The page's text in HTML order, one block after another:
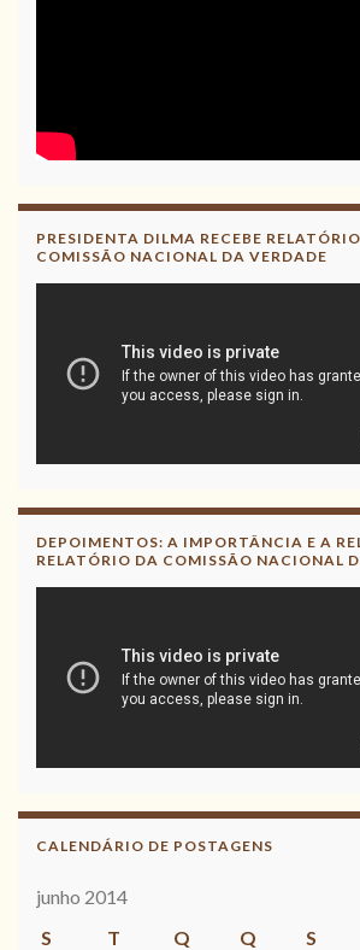
PRESIDENTA DILMA RECEBE
COMISSÃO NACIONAL DA VERDADE
DEPOIMENTOS: A IMPORTÂNCIA E A
RELATÓRIO DA COMISSÃO NACIONAL
CALENDÁRIO DE POSTAGENS
junho 2014
S
T Q Q S